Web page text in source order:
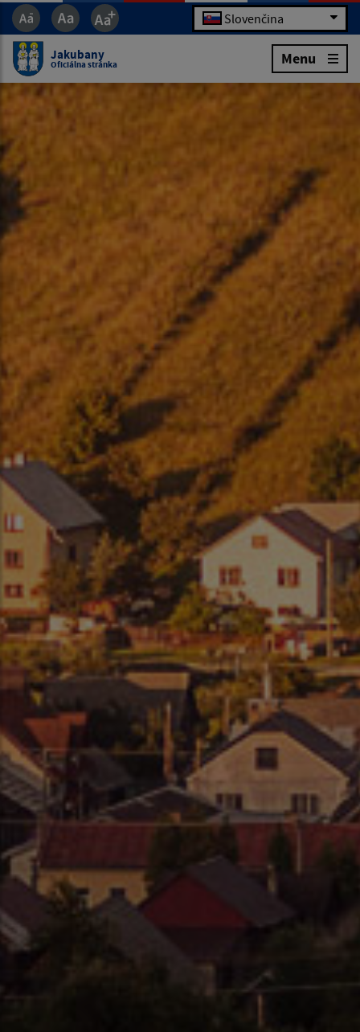
Slovenčina
Jakubany
Oficiálna stránka Menu